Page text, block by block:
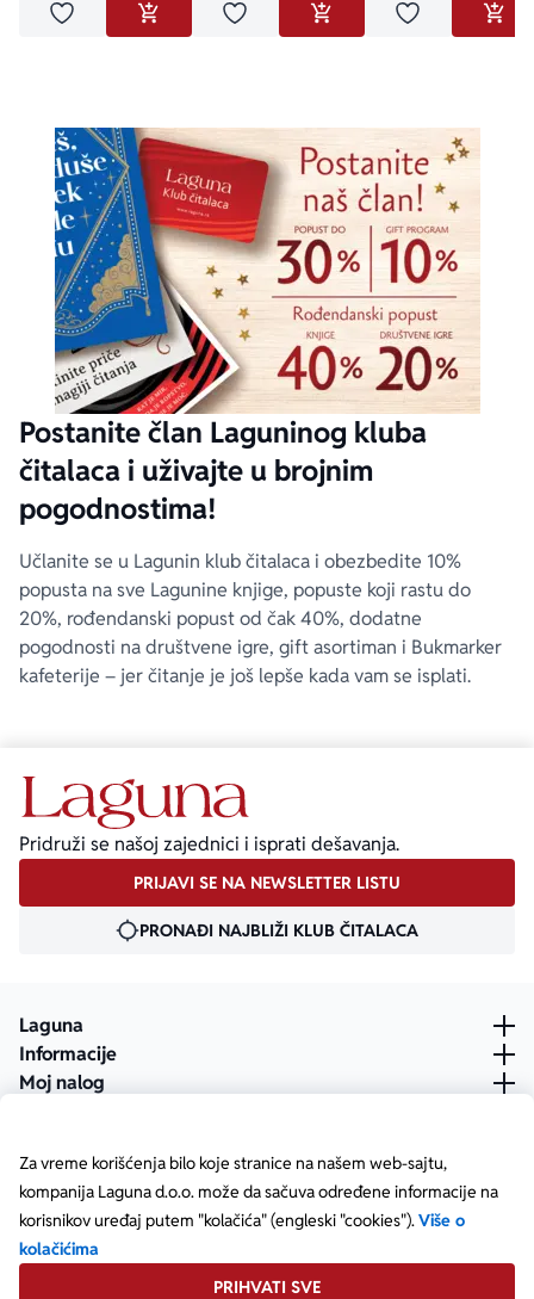
Za vreme korišćenja bilo koje stranice na našem web-sajtu,
kompanija Laguna d.o.o. može da sačuva određene informacije na
korisnikov uređaj putem "kolačića" (engleski "cookies").Više o
kolačićima
PRIHVATI SVE
Dodaj u omiljeneDODAJ U KORPUDodaj u omiljeneDODAJ U KORPU
Dodaj u
Postanite član Laguninog kluba
čitalaca i uživajte u brojnim
pogodnostima!
Učlanite se u Lagunin klub čitalaca i obezbedite 10%
popusta na sve Lagunine knjige, popuste koji rastu do
20%, rođendanski popust od čak 40%, dodatne
pogodnosti na društvene igre, gift asortiman i Bukmarker
kafeterije – jer čitanje je još lepše kada vam se isplati.
Pridruži se našoj zajednici i isprati dešavanja.
PRIJAVI SE NA NEWSLETTER LISTU
PRONAĐI NAJBLIŽI KLUB ČITALACA
Laguna
Informacije
Moj nalog